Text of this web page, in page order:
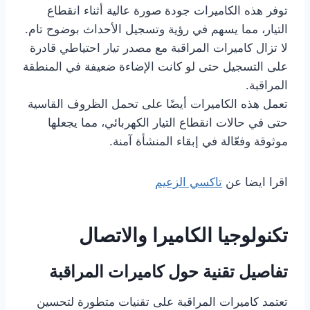
‫توفر هذه الكاميرات جودة صورة عالية أثناء انقطاع
التيار، مما يسهم في رؤية وتسجيل الأحداث بوضوح تام.
‫لا تزال كاميرات المراقبة مع مصدر تيار احتياطي قادرة
على التسجيل حتى لو كانت الإضاءة ضعيفة في المنطقة
المراقبة.
‫تعمل هذه الكاميرات أيضًا على تحمل الظروف القاسية
حتى في حالات انقطاع التيار الكهربائي، مما يجعلها
موثوقة وفعّالة في إبقاء المنشأة آمنة.
اقرا ايضا عن تاكسي الزعيم
تكنولوجيا الكاميرا والاتصال
تفاصيل تقنية حول كاميرات المراقبة
تعتمد كاميرات المراقبة على تقنيات متطورة لتحسين